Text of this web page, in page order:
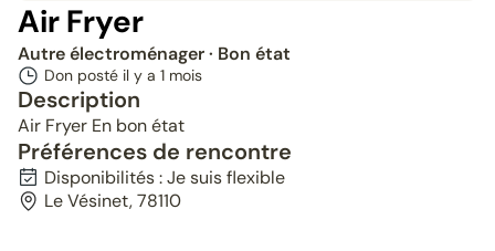
Air Fryer
Autre électroménager· Bon état
Don posté il y a 1 mois
Description
Air Fryer En bon état
Préférences de rencontre
Disponibilités : Je suis flexible
Le Vésinet, 78110